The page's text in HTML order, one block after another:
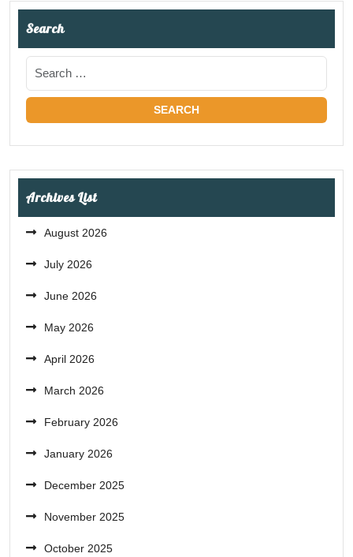
Search
Archives List
August 2026
July 2026
June 2026
May 2026
April 2026
March 2026
February 2026
January 2026
December 2025
November 2025
October 2025